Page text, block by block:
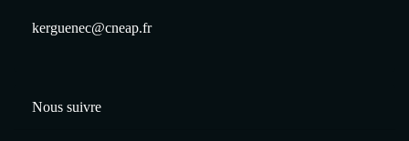
kerguenec@cneap.fr
Nous suivre